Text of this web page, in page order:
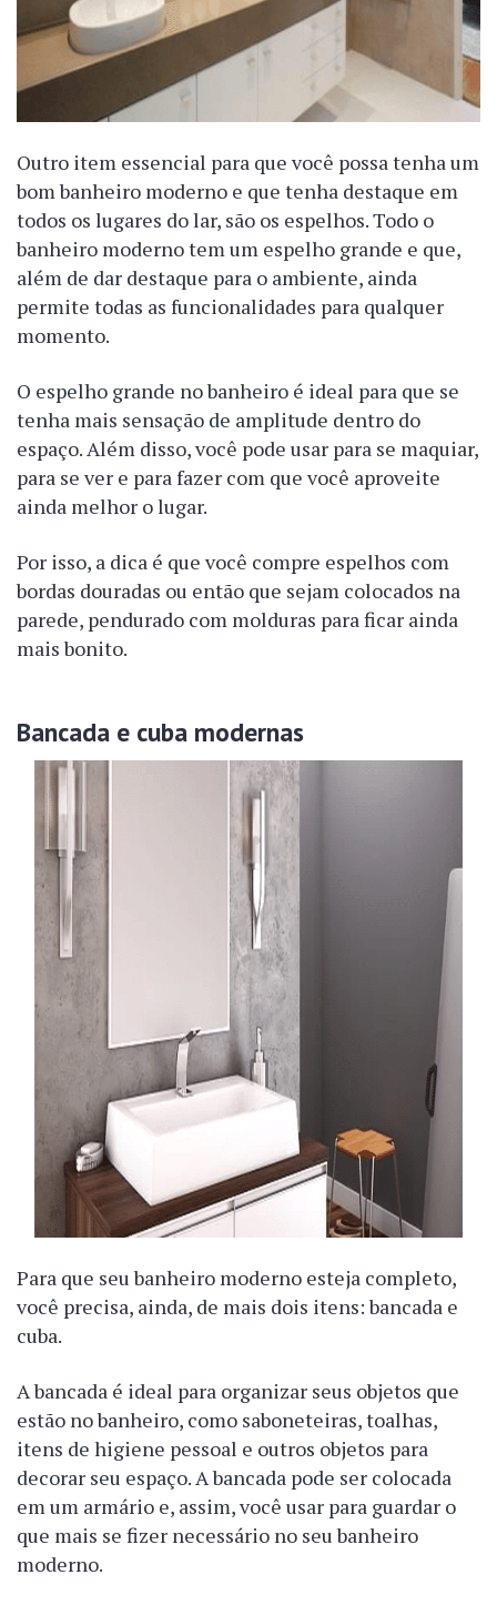
Outro item essencial para que você possa tenha um
bom banheiro moderno e que tenha destaque em
todos os lugares do lar, são os espelhos. Todo o
banheiro moderno tem um espelho grande e que,
além de dar destaque para o ambiente, ainda
permite todas as funcionalidades para qualquer
momento.
O espelho grande no banheiro é ideal para que se
tenha mais sensação de amplitude dentro do
espaço. Além disso, você pode usar para se maquiar,
para se ver e para fazer com que você aproveite
ainda melhor o lugar.
Por isso, a dica é que você compre espelhos com
bordas douradas ou então que sejam colocados na
parede, pendurado com molduras para ficar ainda
mais bonito.
Bancada e cuba modernas
Para que seu banheiro moderno esteja completo,
você precisa, ainda, de mais dois itens: bancada e
cuba.
A bancada é ideal para organizar seus objetos que
estão no banheiro, como saboneteiras, toalhas,
itens de higiene pessoal e outros objetos para
decorar seu espaço. A bancada pode ser colocada
em um armário e, assim, você usar para guardar o
que mais se fizer necessário no seu banheiro
moderno.